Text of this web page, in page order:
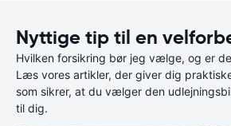
Nyttige tip til en
Hvilken forsikring bør jeg vælge, og er
Læs vores artikler, der giver dig
som sikrer, at du vælger den
til dig.